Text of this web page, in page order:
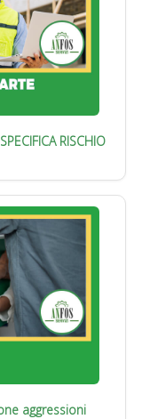
RISCHIO
aggressioni